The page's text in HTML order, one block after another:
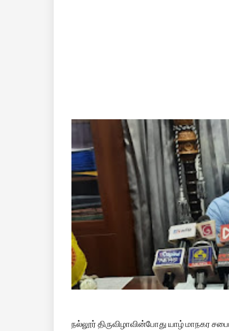
நல்லூர் திருவிழாவின்போது யாழ் மாநகர